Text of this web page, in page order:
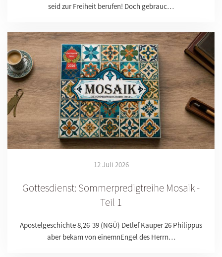
seid zur Freiheit berufen! Doch gebrauc…
12 Juli 2026
Gottesdienst: Sommerpredigtreihe Mosaik -
Teil 1
Apostelgeschichte 8,26-39 (NGÜ) Detlef Kauper 26 Philippus
aber bekam von einemnEngel des Herrn…